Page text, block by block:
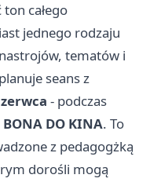
całego
jednego rodzaju
tematów i
seans z
- podczas
BONA DO KINA. To
z pedagogżką
dorośli mogą